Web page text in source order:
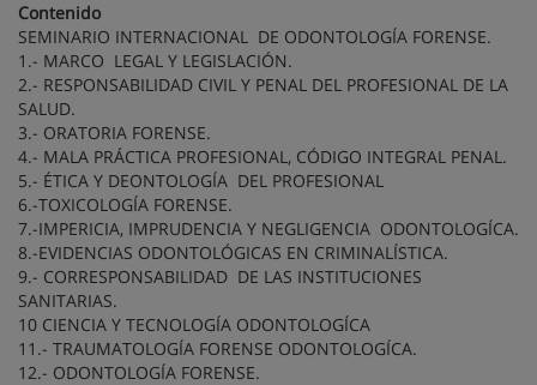
Contenido
SEMINARIO INTERNACIONAL DE ODONTOLOGÍA FORENSE.
1.- MARCO LEGAL Y LEGISLACIÓN.
2.- RESPONSABILIDAD CIVIL Y PENAL DEL PROFESIONAL DE LA
SALUD.
3.- ORATORIA FORENSE.
4.- MALA PRÁCTICA PROFESIONAL, CÓDIGO INTEGRAL PENAL.
5.- ÉTICA Y DEONTOLOGÍA DEL PROFESIONAL
6.-TOXICOLOGÍA FORENSE.
7.-IMPERICIA, IMPRUDENCIA Y NEGLIGENCIA ODONTOLOGÍCA.
8.-EVIDENCIAS ODONTOLÓGICAS EN CRIMINALÍSTICA.
9.- CORRESPONSABILIDAD DE LAS INSTITUCIONES
SANITARIAS.
10 CIENCIA Y TECNOLOGÍA ODONTOLOGÍCA
11.- TRAUMATOLOGÍA FORENSE ODONTOLOGÍCA.
12.- ODONTOLOGÍA FORENSE.